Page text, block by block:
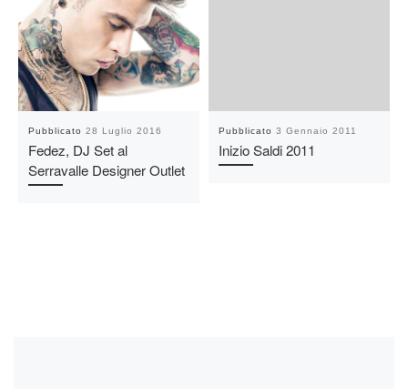
Pubblicato 28 Luglio 2016
Fedez, DJ Set al
Serravalle Designer Outlet
Pubblicato 3 Gennaio 2011
Inizio Saldi 2011